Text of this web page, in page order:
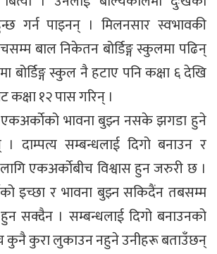
गर्न पाइनन् । मिलनसार स्वभावकी
बाल निकेतन बोर्डिङ्ग स्कुलमा पढिन्
स्कुल नै हटाए पनि कक्षा ६ देखि
कक्षा १२ पास गरिन् ।
एकअर्काेको भावना बुझ्न नसके झगडा हुने
दाम्पत्य सम्बन्धलाई दिगो बनाउन र
एकअर्काेबीच विश्वास हुन जरुरी छ ।
इच्छा र भावना बुझ्न सकिदैंन तबसम्म
हुन सक्दैन । सम्बन्धलाई दिगो बनाउनको
कुनै कुरा लुकाउन नहुने उनीहरू बताउँछन्